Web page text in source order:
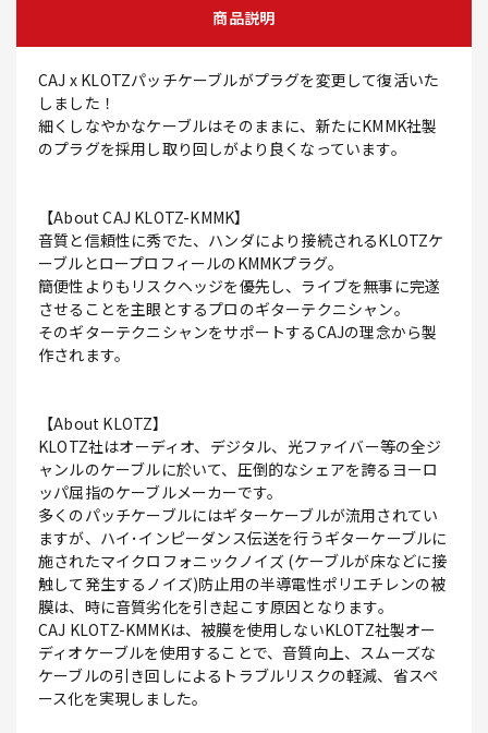
商品説明
CAJ x KLOTZパッチケーブルがプラグを変更して復活いた
しました！
細くしなやかなケーブルはそのままに、新たにKMMK社製
のプラグを採用し取り回しがより良くなっています。
【About CAJ KLOTZ-KMMK】
音質と信頼性に秀でた、ハンダにより接続されるKLOTZケ
ーブルとロープロフィールのKMMKプラグ｡
簡便性よりもリスクヘッジを優先し、ライブを無事に完遂
させることを主眼とするプロのギターテクニシャン｡
そのギターテクニシャンをサポートするCAJの理念から製
作されます。
【About KLOTZ】
KLOTZ社はオーディオ、デジタル、光ファイバー等の全ジ
ャンルのケーブルに於いて、圧倒的なシェアを誇るヨーロ
ッパ屈指のケーブルメーカーです。
多くのパッチケーブルにはギターケーブルが流用されてい
ますが、ハイ･インピーダンス伝送を行うギターケーブルに
施されたマイクロフォニックノイズ (ケーブルが床などに接
触して発生するノイズ)防止用の半導電性ポリエチレンの被
膜は、時に音質劣化を引き起こす原因となります｡
CAJ KLOTZ-KMMKは、被膜を使用しないKLOTZ社製オー
ディオケーブルを使用することで、音質向上、スムーズな
ケーブルの引き回しによるトラブルリスクの軽減、省スペ
ース化を実現しました｡